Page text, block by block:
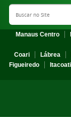
Search Site
Manaus Centro
Coari
Lábrea
Figueiredo